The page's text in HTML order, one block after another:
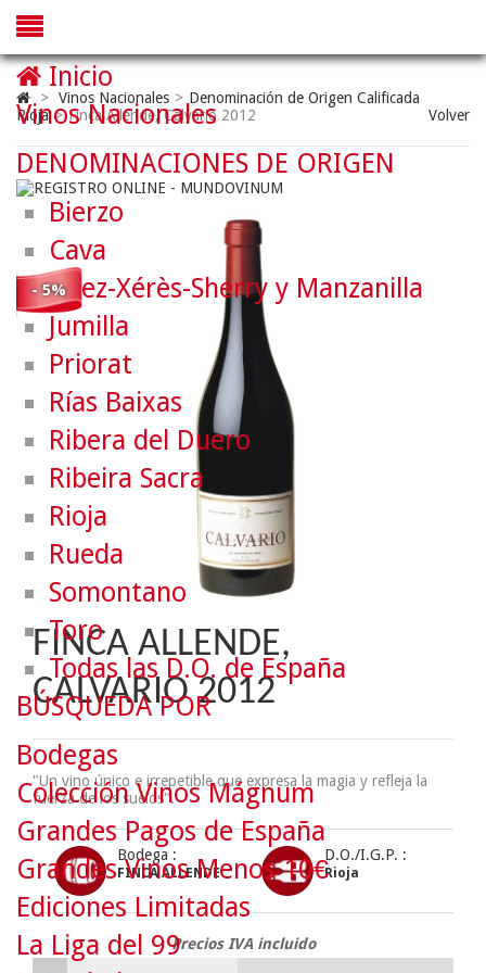
> Vinos Nacionales > Denominación de Origen Calificada
Rioja > Finca Allende, Calvario 2012 Volver
- 5%
FINCA ALLENDE,
CALVARIO 2012
"Un vino único e irrepetible que expresa la magia y refleja la
fuerza de los suelos".
Bodega :
FINCA ALLENDE
D.O./I.G.P. :
Rioja
Precios IVA incluido
Inicio
Vinos Nacionales
DENOMINACIONES DE ORIGEN
Bierzo
Cava
Jerez-Xérès-Sherry y Manzanilla
Jumilla
Priorat
Rías Baixas
Ribera del Duero
Ribeira Sacra
Rioja
Rueda
Somontano
Toro
Todas las D.O. de España
BÚSQUEDA POR
Bodegas
Colección Vinos Mágnum
Grandes Pagos de España
Grandes Vinos Menos 10€
Ediciones Limitadas
La Liga del 99